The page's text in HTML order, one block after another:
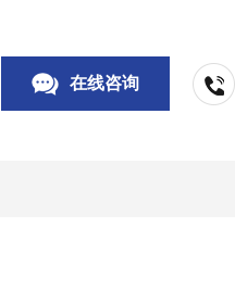
在线咨询